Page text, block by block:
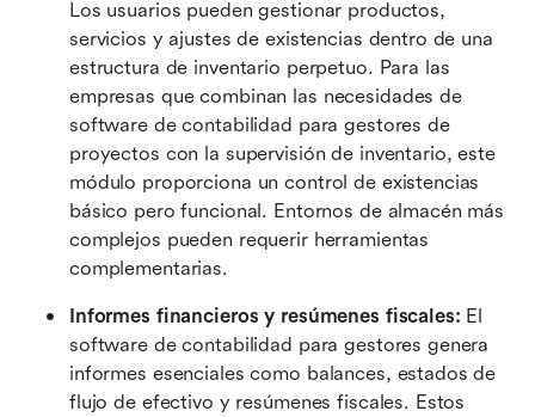
Los usuarios pueden gestionar productos,
servicios y ajustes de existencias dentro de una
estructura de inventario perpetuo. Para las
empresas que combinan las necesidades de
software de contabilidad para gestores de
proyectos con la supervisión de inventario, este
módulo proporciona un control de existencias
básico pero funcional. Entornos de almacén más
complejos pueden requerir herramientas
complementarias.
Informes financieros y resúmenes fiscales: El
software de contabilidad para gestores genera
informes esenciales como balances, estados de
flujo de efectivo y resúmenes fiscales. Estos